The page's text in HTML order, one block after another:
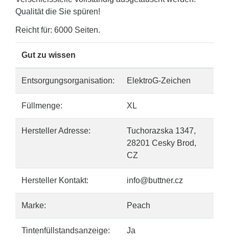
Qualität die Sie spüren!
Reicht für: 6000 Seiten.
Gut zu wissen
Entsorgungsorganisation: ElektroG-Zeichen
Füllmenge: XL
Hersteller Adresse:
Tuchorazska 1347,
28201 Cesky Brod,
CZ
Hersteller Kontakt: info@buttner.cz
Marke: Peach
Tintenfüllstandsanzeige: Ja